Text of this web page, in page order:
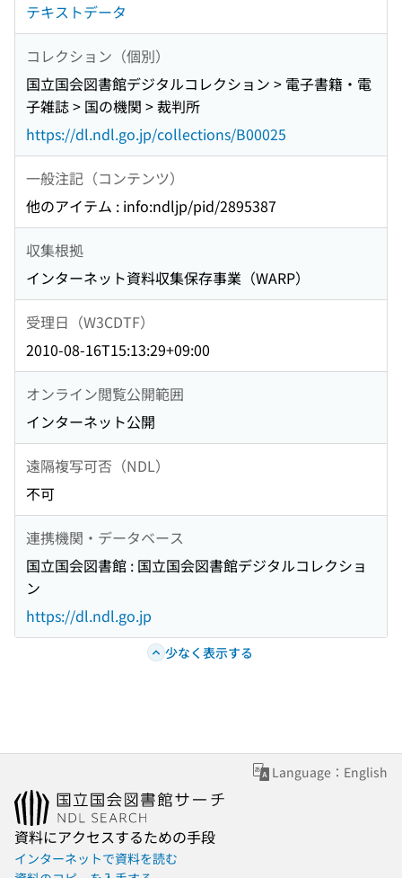
テキストデータ
コレクション（個別）
国立国会図書館デジタルコレクション > 電子書籍・電
子雑誌 > 国の機関 > 裁判所
https://dl.ndl.go.jp/collections/B00025
一般注記（コンテンツ）
他のアイテム : info:ndljp/pid/2895387
収集根拠
インターネット資料収集保存事業（WARP）
受理日（W3CDTF）
2010-08-16T15:13:29+09:00
オンライン閲覧公開範囲
インターネット公開
遠隔複写可否（NDL）
不可
連携機関・データベース
国立国会図書館 : 国立国会図書館デジタルコレクショ
ン
https://dl.ndl.go.jp
少なく表示する
Language：English
資料にアクセスするための手段
インターネットで資料を読む